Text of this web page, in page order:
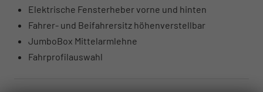
Elektrische Fensterheber vorne und hinten
Fahrer- und Beifahrersitz höhenverstellbar
JumboBox Mittelarmlehne
Fahrprofilauswahl